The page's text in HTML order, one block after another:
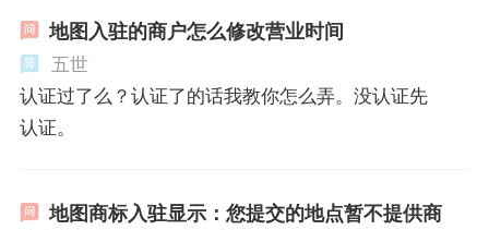
地图入驻的商户怎么修改营业时间
五世
认证过了么？认证了的话我教你怎么弄。没认证先
认证。
地图商标入驻显示：您提交的地点暂不提供商